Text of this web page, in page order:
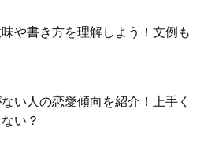
味や書き方を理解しよう！文例も
い人の恋愛傾向を紹介！上手く
い？